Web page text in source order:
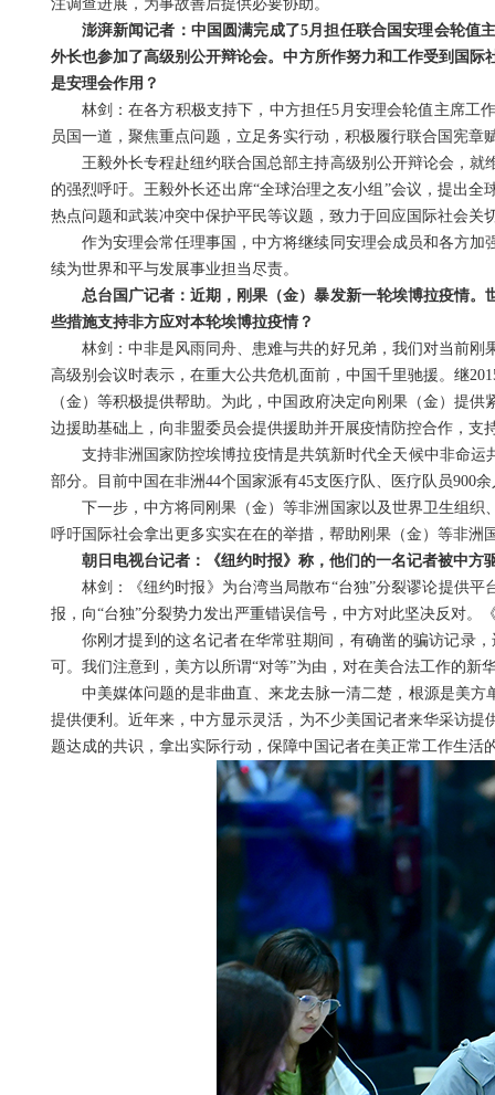
注调查进展，为事故善后提供必要协助。
澎湃新闻记者：中国圆满完成了5月担任联合国安理会轮值
外长也参加了高级别公开辩论会。中方所作努力和工作受到国
是安理会作用？
林剑：在各方积极支持下，中方担任5月安理会轮值主席工
员国一道，聚焦重点问题，立足务实行动，积极履行联合国宪章
王毅外长专程赴纽约联合国总部主持高级别公开辩论会，
的强烈呼吁。王毅外长还出席“全球治理之友小组”会议，提出
热点问题和武装冲突中保护平民等议题，致力于回应国际社会
作为安理会常任理事国，中方将继续同安理会成员和各方
续为世界和平与发展事业担当尽责。
总台国广记者：近期，刚果（金）暴发新一轮埃博拉疫情
些措施支持非方应对本轮埃博拉疫情？
林剑：中非是风雨同舟、患难与共的好兄弟，我们对当前
高级别会议时表示，在重大公共危机面前，中国千里驰援。继
（金）等积极提供帮助。为此，中国政府决定向刚果（金）提
边援助基础上，向非盟委员会提供援助并开展疫情防控合作，
支持非洲国家防控埃博拉疫情是共筑新时代全天候中非命
部分。目前中国在非洲44个国家派有45支医疗队、医疗队员900
下一步，中方将同刚果（金）等非洲国家以及世界卫生组
呼吁国际社会拿出更多实实在在的举措，帮助刚果（金）等非洲
朝日电视台记者：《纽约时报》称，他们的一名记者被中方
林剑：《纽约时报》为台湾当局散布“台独”分裂谬论提供
报，向“台独”分裂势力发出严重错误信号，中方对此坚决反对
你刚才提到的这名记者在华常驻期间，有确凿的骗访记录
可。我们注意到，美方以所谓“对等”为由，对在美合法工作的新
中美媒体问题的是非曲直、来龙去脉一清二楚，根源是美
提供便利。近年来，中方显示灵活，为不少美国记者来华采访
题达成的共识，拿出实际行动，保障中国记者在美正常工作生活